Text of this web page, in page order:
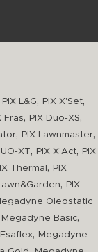
PIX L&G, PIX X'Set,
Fras, PIX Duo-XS,
, PIX Lawnmaster,
XT, PIX X'Act,
PIX
Thermal ,
PIX
,
PIX
Oleostatic
Megadyne Basic,
,
Megadyne